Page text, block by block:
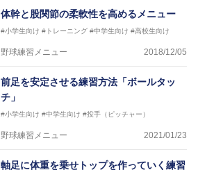
体幹と股関節の柔軟性を高めるメニュー
#小学生向け #トレーニング #中学生向け #高校生向け
野球練習メニュー 2018/12/05
前足を安定させる練習方法「ボールタッ
チ」
#小学生向け #中学生向け #投手（ピッチャー）
野球練習メニュー 2021/01/23
軸足に体重を乗せトップを作っていく練習